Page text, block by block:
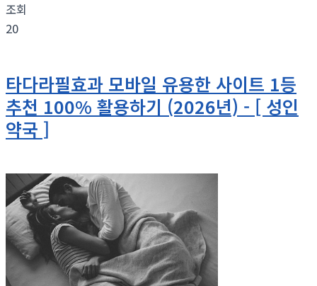
조회
20
타다라필효과 모바일 유용한 사이트 1등
추천 100% 활용하기 (2026년) - [ 성인
약국 ]